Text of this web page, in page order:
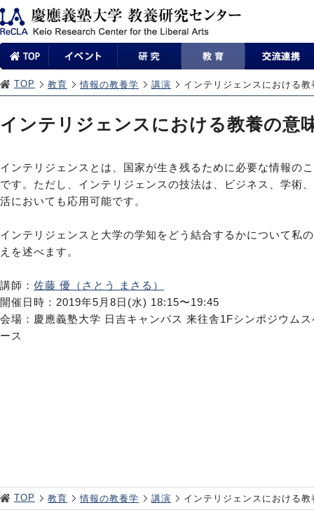
TOP 教育 情報の教養学 講演 インテリジェンスにおける教
インテリジェンスにおける教養の意
インテリジェンスとは、国家が生き残るために必要な情報の
です。ただし、インテリジェンスの技法は、ビジネス、学術
活においても応用可能です。
インテリジェンスと大学の学知をどう結合するかについて私
えを述べます。
講師： 佐藤 優（さとう まさる）
開催日時：2019年5月8日(水) 18:15〜19:45
会場：慶應義塾大学 日吉キャンパス 来往舎1Fシンポジウムス
ース
TOP 教育 情報の教養学 講演 インテリジェンスにおける教